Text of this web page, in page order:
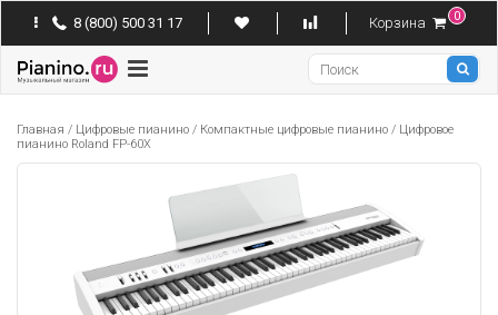
8 (800) 500 31 17 Корзина 0
Pianino
Главная / Цифровые пианино / Компактные цифровые пианино / Цифровое
пианино Roland FP-60X